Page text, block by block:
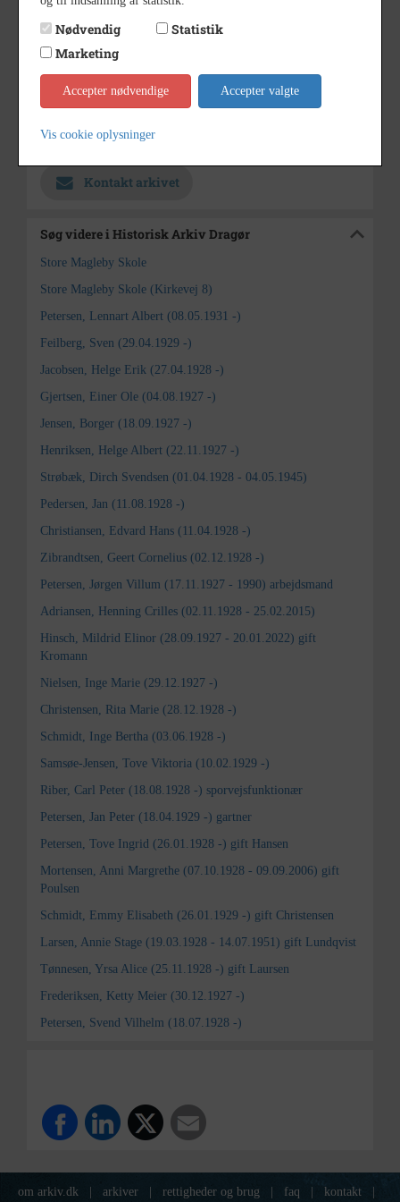
Se på kort
Type Sogn (1000-2050)
Enhed Store Magleby Sogn (1000-2050)
Arkiv
Kontakt arkivet
Søg videre i Historisk Arkiv Dragør
Store Magleby Skole
Store Magleby Skole (Kirkevej 8)
Petersen, Lennart Albert (08.05.1931 -)
Feilberg, Sven (29.04.1929 -)
Jacobsen, Helge Erik (27.04.1928 -)
Gjertsen, Einer Ole (04.08.1927 -)
Jensen, Borger (18.09.1927 -)
Henriksen, Helge Albert (22.11.1927 -)
Strøbæk, Dirch Svendsen (01.04.1928 - 04.05.1945)
Pedersen, Jan (11.08.1928 -)
Christiansen, Edvard Hans (11.04.1928 -)
Zibrandtsen, Geert Cornelius (02.12.1928 -)
Petersen, Jørgen Villum (17.11.1927 - 1990) arbejdsmand
Adriansen, Henning Crilles (02.11.1928 - 25.02.2015)
Hinsch, Mildrid Elinor (28.09.1927 - 20.01.2022) gift
Kromann
Nielsen, Inge Marie (29.12.1927 -)
Christensen, Rita Marie (28.12.1928 -)
Schmidt, Inge Bertha (03.06.1928 -)
Samsøe-Jensen, Tove Viktoria (10.02.1929 -)
Riber, Carl Peter (18.08.1928 -) sporvejsfunktionær
Petersen, Jan Peter (18.04.1929 -) gartner
Petersen, Tove Ingrid (26.01.1928 -) gift Hansen
Mortensen, Anni Margrethe (07.10.1928 - 09.09.2006) gift
Poulsen
Schmidt, Emmy Elisabeth (26.01.1929 -) gift Christensen
Larsen, Annie Stage (19.03.1928 - 14.07.1951) gift Lundqvist
Tønnesen, Yrsa Alice (25.11.1928 -) gift Laursen
Frederiksen, Ketty Meier (30.12.1927 -)
Petersen, Svend Vilhelm (18.07.1928 -)
om arkiv.dk arkiver rettigheder og brug faq kontakt
Nødvendig
Statistik
Marketing
Accepter nødvendige Accepter valgte
Vis cookie oplysninger